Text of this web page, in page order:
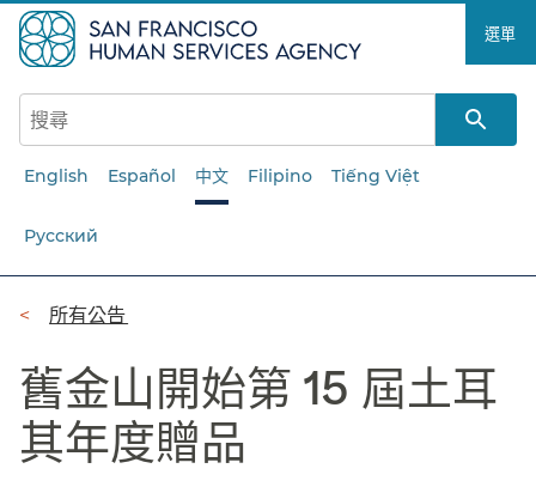
至
主
要
選單​​
English Español 中文 Filipino Tiếng Việt
Русский
導
覽
列​​
所有公告​​
舊金山開始第 15 屆土耳
其年度贈品​​